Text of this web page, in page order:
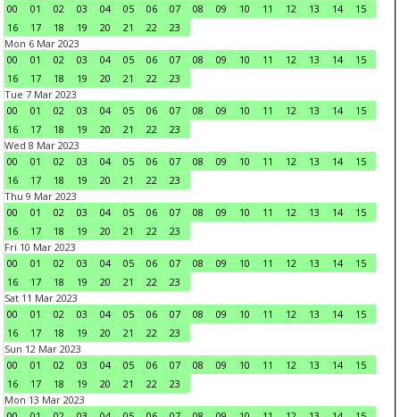
00
01 02 03 04 05 06 07 08 09 10 11 12 13 14
15
16
17 18 19 20 21 22
23
Mon 6 Mar 2023
00
01 02 03 04 05 06 07 08 09 10 11 12 13 14
15
16
17 18 19 20 21 22
23
Tue 7 Mar 2023
00
01 02 03 04 05 06 07 08 09 10 11 12 13 14
15
16
17 18 19 20 21 22
23
Wed 8 Mar 2023
00
01 02 03 04 05 06 07 08 09 10 11 12 13 14
15
16
17 18 19 20 21 22
23
Thu 9 Mar 2023
00
01 02 03 04 05 06 07 08 09 10 11 12 13 14
15
16
17 18 19 20 21 22
23
Fri 10 Mar 2023
00
01 02 03 04 05 06 07 08 09 10 11 12 13 14
15
16
17 18 19 20 21 22
23
Sat 11 Mar 2023
00
01 02 03 04 05 06 07 08 09 10 11 12 13 14
15
16
17 18 19 20 21 22
23
Sun 12 Mar 2023
00
01 02 03 04 05 06 07 08 09 10 11 12 13 14
15
16
17 18 19 20 21 22
23
Mon 13 Mar 2023